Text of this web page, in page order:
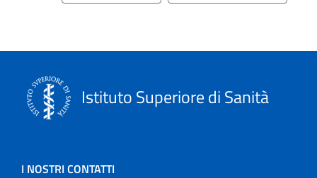
Istituto Superiore di Sanità
I NOSTRI CONTATTI